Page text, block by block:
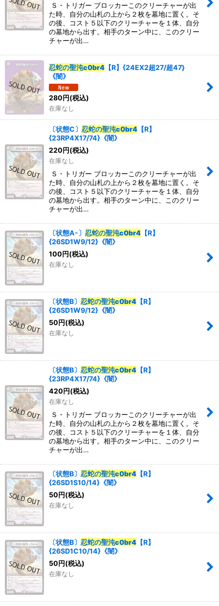
Ｓ・トリガー ブロッカーこのクリーチャーが出
た時、自分の山札の上から２枚を墓地に置く。そ
の後、コスト５以下のクリーチャーを１体、自分
の墓地から出す。相手のターン中に、このクリー
チャーが出…
忍蛇の聖沌c0br4 【R】{24EX2超27/超47}
《闇》
280円(税込)
在庫なし
〔状態C〕 忍蛇の聖沌c0br4 【R】
{23RP4X17/74}《闇》
220 円(税込)
在庫なし
Ｓ・トリガー ブロッカーこのクリーチャーが出
た時、自分の山札の上から２枚を墓地に置く。そ
の後、コスト５以下のクリーチャーを１体、自分
の墓地から出す。相手のターン中に、このクリー
チャーが出…
〔状態A-〕 忍蛇の聖沌c0br4 【R】
{26SD1W9/12}《闇》
100 円(税込)
在庫なし
〔状態B〕 忍蛇の聖沌c0br4 【R】
{26SD1W9/12}《闇》
50 円(税込)
在庫なし
〔状態B〕 忍蛇の聖沌c0br4 【R】
{23RP4X17/74}《闇》
420 円(税込)
在庫なし
Ｓ・トリガー ブロッカーこのクリーチャーが出
た時、自分の山札の上から２枚を墓地に置く。そ
の後、コスト５以下のクリーチャーを１体、自分
の墓地から出す。相手のターン中に、このクリー
チャーが出…
〔状態B〕 忍蛇の聖沌c0br4 【R】
{26SD1S10/14}《闇》
50 円(税込)
在庫なし
〔状態B〕 忍蛇の聖沌c0br4 【R】
{26SD1C10/14}《闇》
50 円(税込)
在庫なし